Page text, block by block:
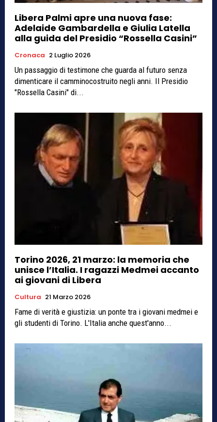
Libera Palmi apre una nuova fase:
Adelaide Gambardella e Giulia Latella
alla guida del Presidio “Rossella Casini”
Cronaca 2 Luglio 2026
Un passaggio di testimone che guarda al futuro senza
dimenticare il camminocostruito negli anni. Il Presidio
"Rossella Casini" di...
Torino 2026, 21 marzo: la memoria che
unisce l’Italia. I ragazzi Medmei accanto
ai giovani di Libera
Cultura 21 Marzo 2026
Fame di verità e giustizia: un ponte tra i giovani medmei e
gli studenti di Torino. L'Italia anche quest'anno...